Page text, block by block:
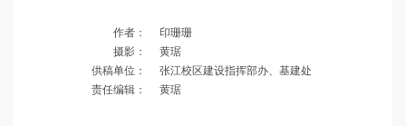
作者：
印珊珊
摄影：
黄琚
供稿单位：
张江校区建设指挥部办、基建处
责任编辑：
黄琚